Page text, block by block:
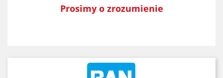
Prosimy o zrozumienie